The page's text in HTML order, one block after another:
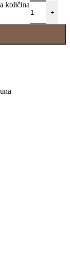
količina
+